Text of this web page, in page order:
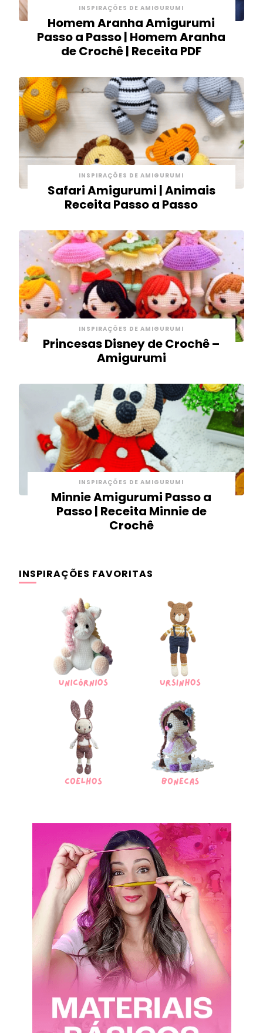
INSPIRAÇÕES DE AMIGURUMI
Homem Aranha Amigurumi
Passo a Passo | Homem Aranha
de Crochê | Receita PDF
INSPIRAÇÕES DE AMIGURUMI
Safari Amigurumi | Animais
Receita Passo a Passo
INSPIRAÇÕES DE AMIGURUMI
Princesas Disney de Crochê –
Amigurumi
INSPIRAÇÕES DE AMIGURUMI
Minnie Amigurumi Passo a
Passo | Receita Minnie de
Crochê
INSPIRAÇÕES FAVORITAS